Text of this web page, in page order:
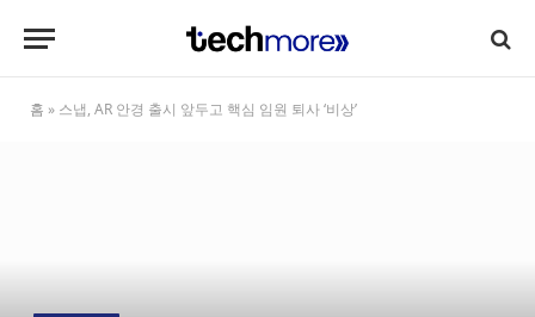
홈 » 스냅, AR 안경 출시 앞두고 핵심 임원 퇴사 ‘비상’